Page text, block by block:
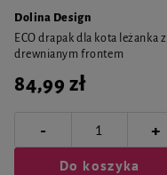
Dolina Design
ECO drapak dla kota leżanka z
drewnianym frontem
84,99 zł
- +
Do koszyka